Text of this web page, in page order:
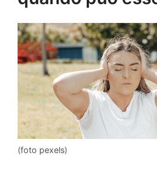
(foto pexels)